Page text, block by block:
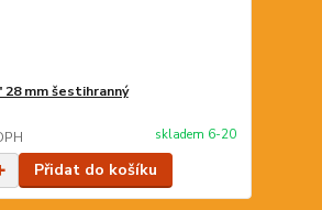
28 mm šestihranný
skladem 6-20
Přidat do košíku